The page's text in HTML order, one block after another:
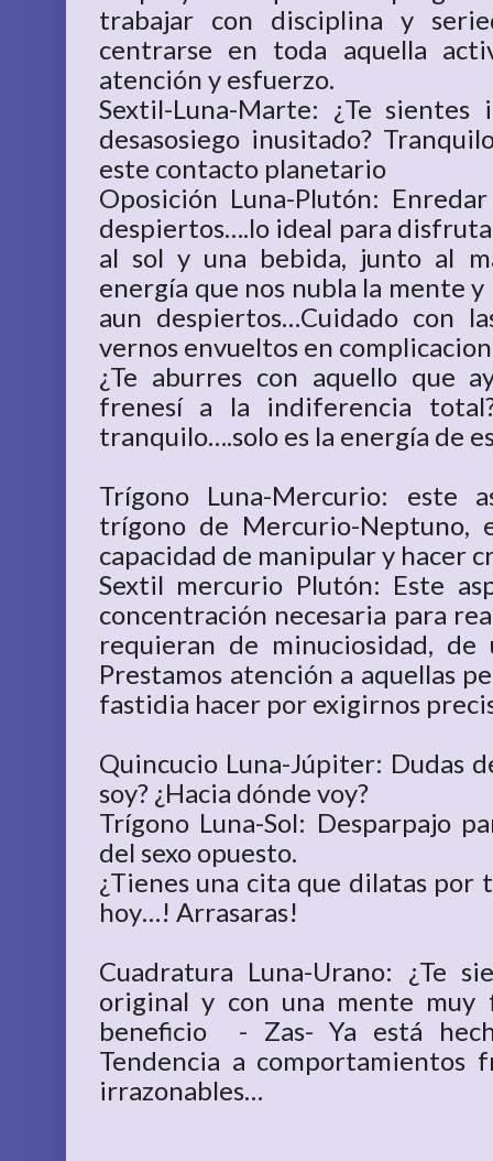
trabajar con disciplina y
centrarse en toda aquella
atención y esfuerzo.
Sextil-Luna-Marte: ¿Te
desasosiego inusitado?
este contacto planetario
Oposición Luna-Plutón:
despiertos….lo ideal para
al sol y una bebida, junto al
energía que nos nubla la mente
aun despiertos…Cuidado con
vernos envueltos en
¿Te aburres con aquello que
frenesí a la indiferencia
tranquilo….solo es la energía de
Trígono Luna-Mercurio: este
trígono de Mercurio-
capacidad de manipular y hacer
Sextil mercurio Plutón: Este
concentración necesaria para
requieran de minuciosidad,
Prestamos atención a aquellas
fastidia hacer por exigirnos
Quincucio Luna-Júpiter: Dudas
soy? ¿Hacia dónde voy?
Trígono Luna-Sol: Desparpajo
del sexo opuesto.
¿Tienes una cita que dilatas por
hoy…! Arrasaras!
Cuadratura Luna-Urano: ¿Te
original y con una mente muy
beneficio - Zas- Ya está
Tendencia a comportamientos
irrazonables…